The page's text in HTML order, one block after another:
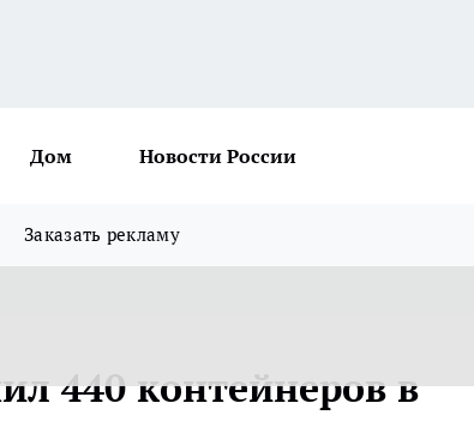
Дом Новости России
Заказать рекламу
440 контейнеров в